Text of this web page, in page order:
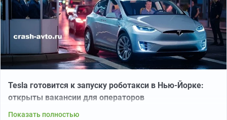
Tesla готовится к запуску роботакси в Нью-Йорке:
открыты вакансии для операторов
Показать полностью